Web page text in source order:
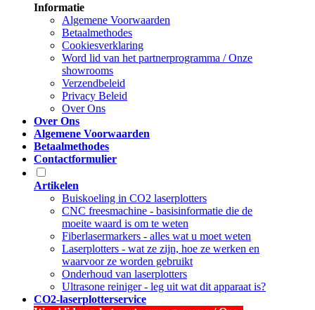
Informatie
Algemene Voorwaarden
Betaalmethodes
Cookiesverklaring
Word lid van het partnerprogramma / Onze
showrooms
Verzendbeleid
Privacy Beleid
Over Ons
Over Ons
Algemene Voorwaarden
Betaalmethodes
Contactformulier
Artikelen
Buiskoeling in CO2 laserplotters
CNC freesmachine - basisinformatie die de
moeite waard is om te weten
Fiberlasermarkers - alles wat u moet weten
Laserplotters - wat ze zijn, hoe ze werken en
waarvoor ze worden gebruikt
Onderhoud van laserplotters
Ultrasone reiniger - leg uit wat dit apparaat is?
CO2-laserplotterservice